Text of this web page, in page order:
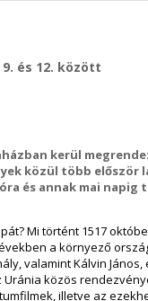
és 12. között
kerül
közül több először
és annak mai napig
Mi történt 1517
a környező
valamint Kálvin János,
Uránia közös
illetve az